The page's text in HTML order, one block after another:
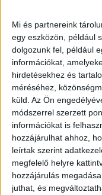
Mi és partnereink
egy eszközön, például
dolgozunk fel, például
információkat,
hirdetésekhez és
méréséhez,
küld. Az Ön
módszerrel szerzett
információkat is
hozzájárulhat ahhoz,
leírtak szerint
megfelelő helyre
hozzájárulás
juthat, és
Zalaegerszeg, Eladó
Kecskemét, Eladó
Sárvár, Kiadó
, Eladó
Balatonboglár,
Keszthely, Eladó
Szombathely , Eladó
Székesfehérvár,
Jászberény
, Eladó